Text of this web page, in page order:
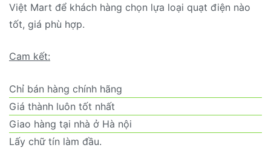
Việt Mart để khách hàng chọn lựa loại quạt điện nào
tốt, giá phù hợp.
Cam kết:
Chỉ bán hàng chính hãng
Giá thành luôn tốt nhất
Giao hàng tại nhà ở Hà nội
Lấy chữ tín làm đầu.